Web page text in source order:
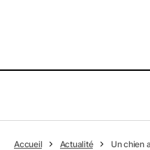
Accueil Actualité Un chien